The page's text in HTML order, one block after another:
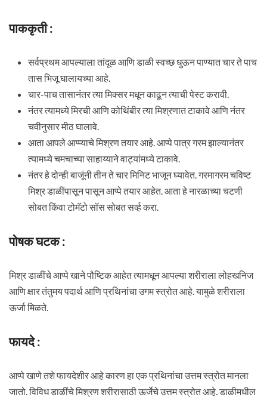
पाककृती :
सर्वप्रथम आपल्याला तांदूळ आणि डाळी स्वच्छ धुऊन पाण्यात चार ते पाच
तास भिजू घालायच्या आहे.
चार-पाच तासानंतर त्या मिक्सर मधून काढून त्याची पेस्ट करावी.
नंतर त्यामध्ये मिरची आणि कोथिंबीर त्या मिश्रणात टाकावे आणि नंतर
चवीनुसार मीठ घालावे.
आता आपले आप्प्याचे मिश्रण तयार आहे. आप्पे पात्र गरम झाल्यानंतर
त्यामध्ये चमचाच्या साहाय्याने वाट्यांमध्ये टाकावे.
नंतर हे दोन्ही बाजूंनी तीन ते चार मिनिट भाजून घ्यावेत. गरमागरम चविष्ट
मिश्र डाळींपासून पासून आप्पे तयार आहेत. आता हे नारळाच्या चटणी
सोबत किंवा टोमॅटो सॉस सोबत सर्व्ह करा.
पोषक घटक :
मिश्र डाळींचे आप्पे खाने पौष्टिक आहेत त्यामधून आपल्या शरीराला लोहखनिज
आणि क्षार तंतुमय पदार्थ आणि प्रथिनांचा उगम स्त्रोत आहे. यामुळे शरीराला
ऊर्जा मिळते.
फायदे :
आप्पे खाणे तशे फायदेशीर आहे कारण हा एक प्रथिनांचा उत्तम स्त्रोत मानला
जातो. विविध डाळींचे मिश्रण शरीरासाठी ऊर्जेचे उत्तम स्त्रोत आहे. डाळीमधील